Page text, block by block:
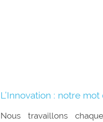
L’Innovation : notre mot
Nous travaillons